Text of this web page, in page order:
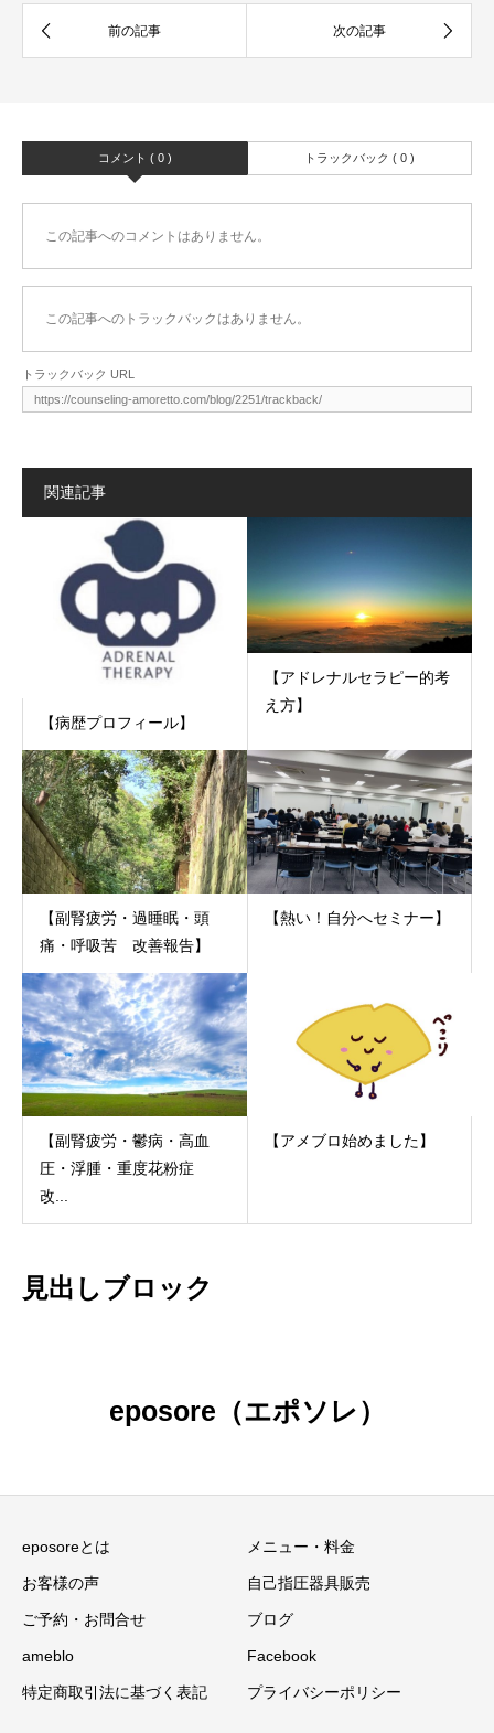
コメント ( 0 ) トラックバック ( 0 )
この記事へのコメントはありません。
この記事へのトラックバックはありません。
トラックバック URL
関連記事
【病歴プロフィール】
【アドレナルセラピー的考
え方】​
【副腎疲労・過睡眠・頭
痛・呼吸苦 改善報告】
【熱い！自分へセミナー】
【副腎疲労・鬱病・高血
圧・浮腫・重度花粉症
改...
【アメブロ始めました】
見出しブロック
eposore（エポソレ）
eposoreとは メニュー・料金
お客様の声 自己指圧器具販売
ご予約・お問合せ ブログ
ameblo Facebook
特定商取引法に基づく表記 プライバシーポリシー